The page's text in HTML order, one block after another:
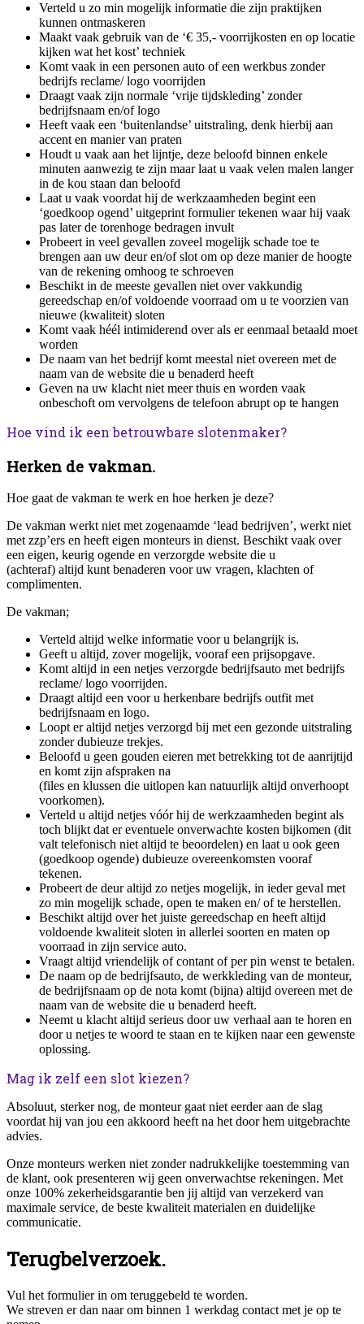
Verteld u zo min mogelijk informatie die zijn praktijken
kunnen ontmaskeren
Maakt vaak gebruik van de ‘€ 35,- voorrijkosten en op locatie
kijken wat het kost’ techniek
Komt vaak in een personen auto of een werkbus zonder
bedrijfs reclame/ logo voorrijden
Draagt vaak zijn normale ‘vrije tijdskleding’ zonder
bedrijfsnaam en/of logo
Heeft vaak een ‘buitenlandse’ uitstraling, denk hierbij aan
accent en manier van praten
Houdt u vaak aan het lijntje, deze beloofd binnen enkele
minuten aanwezig te zijn maar laat u vaak velen malen langer
in de kou staan dan beloofd
Laat u vaak voordat hij de werkzaamheden begint een
‘goedkoop ogend’ uitgeprint formulier tekenen waar hij vaak
pas later de torenhoge bedragen invult
Probeert in veel gevallen zoveel mogelijk schade toe te
brengen aan uw deur en/of slot om op deze manier de hoogte
van de rekening omhoog te schroeven
Beschikt in de meeste gevallen niet over vakkundig
gereedschap en/of voldoende voorraad om u te voorzien van
nieuwe (kwaliteit) sloten
Komt vaak héél intimiderend over als er eenmaal betaald moet
worden
De naam van het bedrijf komt meestal niet overeen met de
naam van de website die u benaderd heeft
Geven na uw klacht niet meer thuis en worden vaak
onbeschoft om vervolgens de telefoon abrupt op te hangen
Hoe vind ik een betrouwbare slotenmaker?
Herken de vakman.
Hoe gaat de vakman te werk en hoe herken je deze?
De vakman werkt niet met zogenaamde ‘lead bedrijven’, werkt niet
met zzp’ers en heeft eigen monteurs in dienst. Beschikt vaak over
een eigen, keurig ogende en verzorgde website die u
(achteraf) altijd kunt benaderen voor uw vragen, klachten of
complimenten.
De vakman;
Verteld altijd welke informatie voor u belangrijk is.
Geeft u altijd, zover mogelijk, vooraf een prijsopgave.
Komt altijd in een netjes verzorgde bedrijfsauto met bedrijfs
reclame/ logo voorrijden.
Draagt altijd een voor u herkenbare bedrijfs outfit met
bedrijfsnaam en logo.
Loopt er altijd netjes verzorgd bij met een gezonde uitstraling
zonder dubieuze trekjes.
Beloofd u geen gouden eieren met betrekking tot de aanrijtijd
en komt zijn afspraken na
(files en klussen die uitlopen kan natuurlijk altijd onverhoopt
voorkomen).
Verteld u altijd netjes vóór hij de werkzaamheden begint als
toch blijkt dat er eventuele onverwachte kosten bijkomen (dit
valt telefonisch niet altijd te beoordelen) en laat u ook geen
(goedkoop ogende) dubieuze overeenkomsten vooraf
tekenen.
Probeert de deur altijd zo netjes mogelijk, in ieder geval met
zo min mogelijk schade, open te maken en/ of te herstellen.
Beschikt altijd over het juiste gereedschap en heeft altijd
voldoende kwaliteit sloten in allerlei soorten en maten op
voorraad in zijn service auto.
Vraagt altijd vriendelijk of contant of per pin wenst te betalen.
De naam op de bedrijfsauto, de werkkleding van de monteur,
de bedrijfsnaam op de nota komt (bijna) altijd overeen met de
naam van de website die u benaderd heeft.
Neemt u klacht altijd serieus door uw verhaal aan te horen en
door u netjes te woord te staan en te kijken naar een gewenste
oplossing.
Mag ik zelf een slot kiezen?
Absoluut, sterker nog, de monteur gaat niet eerder aan de slag
voordat hij van jou een akkoord heeft na het door hem uitgebrachte
advies.
Onze monteurs werken niet zonder nadrukkelijke toestemming van
de klant, ook presenteren wij geen onverwachtse rekeningen. Met
onze 100% zekerheidsgarantie ben jij altijd van verzekerd van
maximale service, de beste kwaliteit materialen en duidelijke
communicatie.
Terugbelverzoek.
Vul het formulier in om teruggebeld te worden.
We streven er dan naar om binnen 1 werkdag contact met je op te